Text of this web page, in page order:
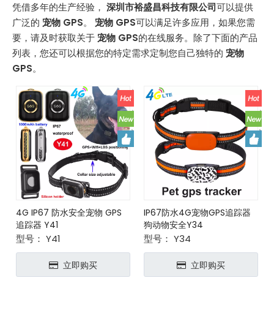
凭借多年的生产经验， 深圳市裕盛昌科技有限公司可以提供
广泛的 宠物 GPS。 宠物 GPS可以满足许多应用，如果您需
要，请及时获取关于 宠物 GPS的在线服务。除了下面的产品
列表，您还可以根据您的特定需求定制您自己独特的 宠物
GPS。
4G IP67 防水安全宠物 GPS
追踪器 Y41
型号： Y41
立即购买
IP67防水4G宠物GPS追踪器
狗动物安全Y34
型号： Y34
立即购买